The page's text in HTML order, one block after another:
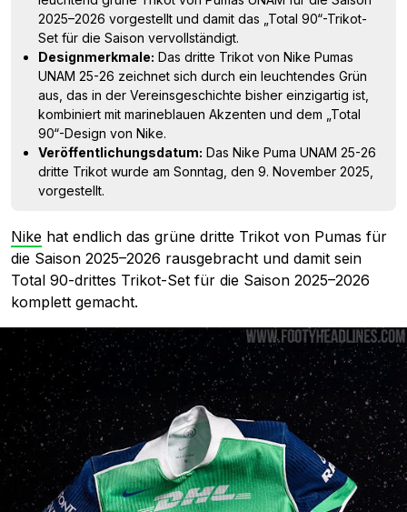
2025–2026 vorgestellt und damit das „Total 90“-Trikot-
Set für die Saison vervollständigt.
Designmerkmale: Das dritte Trikot von Nike Pumas
UNAM 25-26 zeichnet sich durch ein leuchtendes Grün
aus, das in der Vereinsgeschichte bisher einzigartig ist,
kombiniert mit marineblauen Akzenten und dem „Total
90“-Design von Nike.
Veröffentlichungsdatum: Das Nike Puma UNAM 25-26
dritte Trikot wurde am Sonntag, den 9. November 2025,
vorgestellt.
Nike hat endlich das grüne dritte Trikot von Pumas für
die Saison 2025–2026 rausgebracht und damit sein
Total 90-drittes Trikot-Set für die Saison 2025–2026
komplett gemacht.